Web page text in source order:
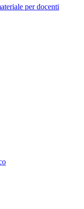
per docenti